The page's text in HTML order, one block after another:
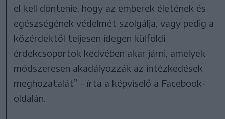
el kell döntenie, hogy az emberek életének és
egészségének védelmét szolgálja, vagy pedig a
közérdektől teljesen idegen külföldi
érdekcsoportok kedvében akar járni, amelyek
módszeresen akadályozzák az intézkedések
meghozatalát” – írta a képviselő a Facebook-
oldalán.